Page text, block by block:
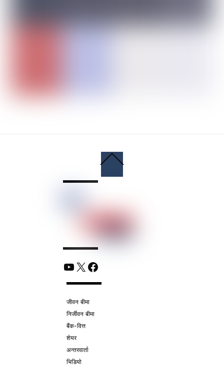
To
YouTube
X Facebook
जीवन बीमा
निर्जीवन बीमा
बैंक-वित्त
शेयर
अन्तरवार्ता
भिडियो